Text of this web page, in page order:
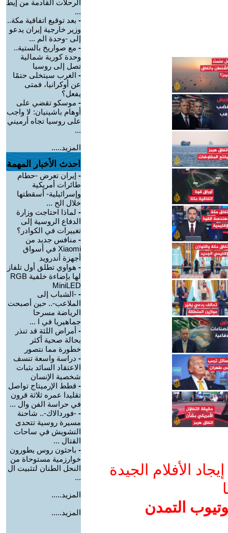
الأفلام الجيدة
التمدن
الرحلات القادمة من إيط
...
- بعد توقيع اتفاقية مكة..
وزير خارجية إيران يدعو
إلى -وحدة الم ...
- مع صواريخ بالستية..
وحدة كورية شمالية
تصل إلى روسيا
- الغرب سيتخلى حتمًا
عن أوكرانيا، فمتى
يفعل؟
- موسكو تقضي على
أوهام باشينيان: لا واجب
على روسيا تجاه أرميني
...
المزيد.....
احدث الأخبار المهمة
- إيران تعرض -حطام
طائرات أمريكية
وإسرائيلية- أسقطتها
خلال الح ...
- لماذا احتاجت وزارة
الدفاع الروسية إلى
تغييرات في الكوادر؟
- منافس جديد من
Xiaomi في أسواق
أجهزة أندرويد
- هواوي تطلق أول تلفاز
لها بإضاءة خلفية RGB
MiniLED
- -الشباب إلى
الملاعب-.. حين أصبحت
الرياضة مسرحا
جماهيريا في ا ...
- أمراض اللثة قد تنذر
بحالة صحية أكثر
خطورة مما نتصور
- دراسة واسعة تنسف
الاعتقاد السائد بثبات
شخصية الإنسان
- قطط الإرميتاج تواصل
تقليدا عمره ثلاثة قرون
في حراسة الفن وال ...
- -فوردالاك-.. شاحنة
مسيرة روسية تتحدى
التشويش في ساحات
القتال ...
- باحثون روس يطورون
خوارزمية مستوحاة من
النحل الطنان لتثبيت ال
...
المزيد.....
المزيد.....